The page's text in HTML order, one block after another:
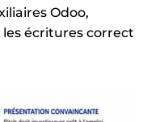
Odoo,
écritures correct